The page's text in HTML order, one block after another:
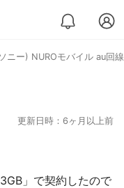
ニー) NUROモバイル au回線
更新日時：6ヶ月以上前
」で契約したので